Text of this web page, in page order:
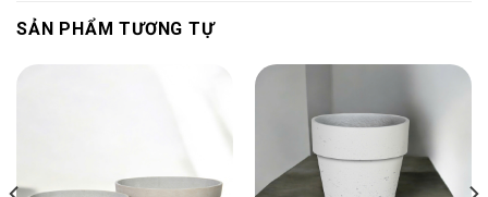
SẢN PHẨM TƯƠNG TỰ